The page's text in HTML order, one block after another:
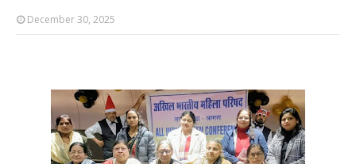
December 30, 2025